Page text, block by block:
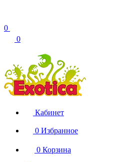
0
0
Кабинет
0 Избранное
0 Корзина